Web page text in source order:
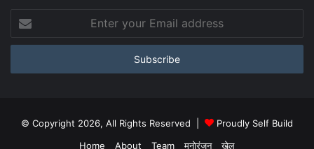
your
Email
© Copyright 2026, All Rights Reserved |
Proudly Self Build
Home
About Team मनोरंजन खेल